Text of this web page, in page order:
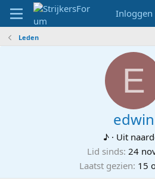
Inloggen
Leden
E
edwin
♪ · Uit
Lid sinds 24
Laatst gezien 15